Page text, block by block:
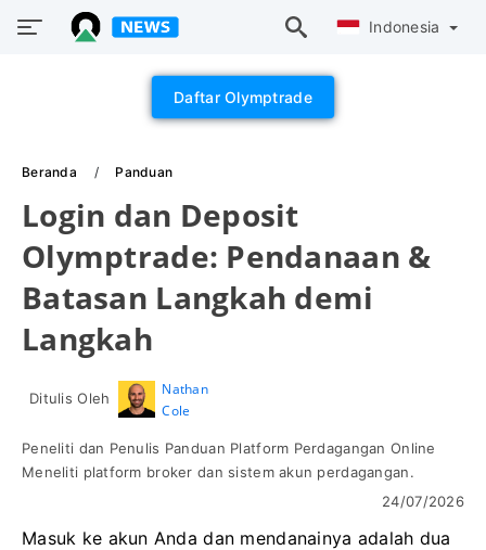
Indonesia
Daftar Olymptrade
Beranda Panduan
Login dan Deposit
Olymptrade: Pendanaan &
Batasan Langkah demi
Langkah
Ditulis Oleh
Nathan
Cole
Peneliti dan Penulis Panduan Platform Perdagangan Online
Meneliti platform broker dan sistem akun perdagangan.
24/07/2026
Masuk ke akun Anda dan mendanainya adalah dua